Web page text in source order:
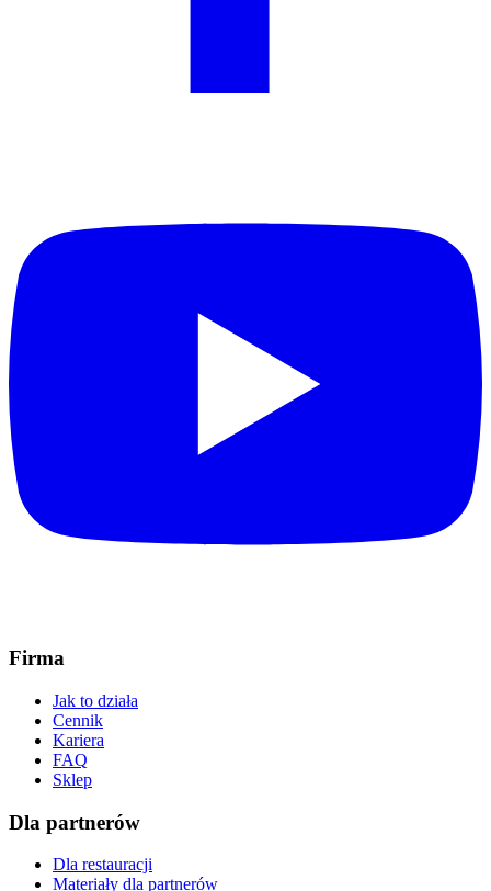
Firma
Jak to działa
Cennik
Kariera
FAQ
Sklep
Dla partnerów
Dla restauracji
Materiały dla partnerów